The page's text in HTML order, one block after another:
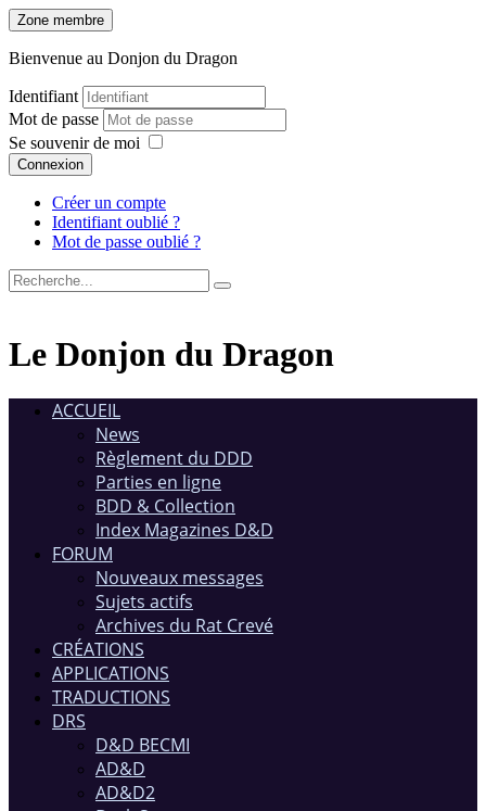
Zone membre
Bienvenue au Donjon du Dragon
Identifiant
Mot de passe
Se souvenir de moi
Connexion
Créer un compte
Identifiant oublié ?
Mot de passe oublié ?
Le Donjon du Dragon
ACCUEIL
News
Règlement du DDD
Parties en ligne
BDD & Collection
Index Magazines D&D
FORUM
Nouveaux messages
Sujets actifs
Archives du Rat Crevé
CRÉATIONS
APPLICATIONS
TRADUCTIONS
DRS
D&D BECMI
AD&D
AD&D2